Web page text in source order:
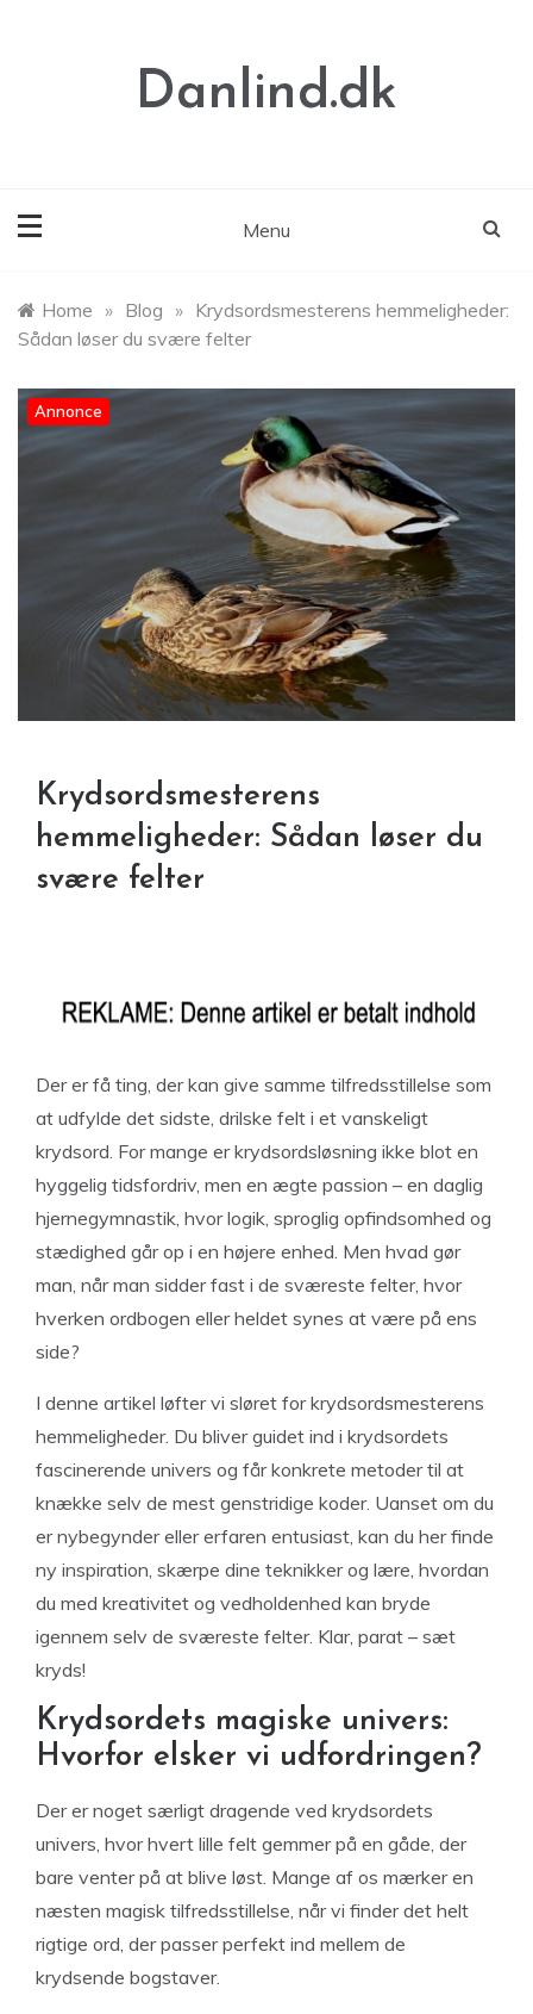
Danlind.dk
Menu
Home » Blog » Krydsordsmesterens hemmeligheder:
Sådan løser du svære felter
Annonce
Krydsordsmesterens
hemmeligheder: Sådan løser du
svære felter
Der er få ting, der kan give samme tilfredsstillelse som
at udfylde det sidste, drilske felt i et vanskeligt
krydsord. For mange er krydsordsløsning ikke blot en
hyggelig tidsfordriv, men en ægte passion – en daglig
hjernegymnastik, hvor logik, sproglig opfindsomhed og
stædighed går op i en højere enhed. Men hvad gør
man, når man sidder fast i de sværeste felter, hvor
hverken ordbogen eller heldet synes at være på ens
side?
I denne artikel løfter vi sløret for krydsordsmesterens
hemmeligheder. Du bliver guidet ind i krydsordets
fascinerende univers og får konkrete metoder til at
knække selv de mest genstridige koder. Uanset om du
er nybegynder eller erfaren entusiast, kan du her finde
ny inspiration, skærpe dine teknikker og lære, hvordan
du med kreativitet og vedholdenhed kan bryde
igennem selv de sværeste felter. Klar, parat – sæt
kryds!
Krydsordets magiske univers:
Hvorfor elsker vi udfordringen?
Der er noget særligt dragende ved krydsordets
univers, hvor hvert lille felt gemmer på en gåde, der
bare venter på at blive løst. Mange af os mærker en
næsten magisk tilfredsstillelse, når vi finder det helt
rigtige ord, der passer perfekt ind mellem de
krydsende bogstaver.